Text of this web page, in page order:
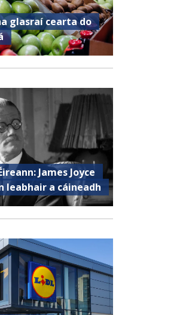
glasraí cearta do
James Joyce
leabhair a cáineadh